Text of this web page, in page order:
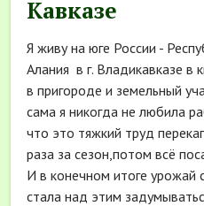
Кавказе
Я живу на юге России -
Алания в г. Владикавказе в
в пригороде и земельный
сама я никогда не любила
что это тяжкий труд
раза за сезон,потом всё
И в конечном итоге урожай
стала над этим